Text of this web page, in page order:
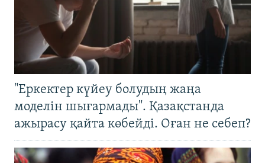
"Еркектер күйеу болудың жаңа
моделін шығармады". Қазақстанда
ажырасу қайта көбейді. Оған не себеп?